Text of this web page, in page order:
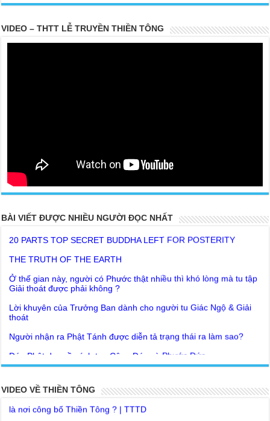
VIDEO – THTT LỄ TRUYỀN THIỀN TÔNG
BÀI VIẾT ĐƯỢC NHIỀU NGƯỜI ĐỌC NHẤT
20 PARTS TOP SECRET BUDDHA LEFT FOR POSTERITY
Giải thoát được phải không ?
Lời khuyên của Trưởng Ban dành cho người tu Giác Ngộ & Giải
thoát
Người nhận ra Phật Tánh được diễn tả trạng thái ra làm sao?
Bất lập văn tự, Giáo ngoại biệt truyền
Như Lai Thanh Tịnh Thiền, Thiền Tông và Tổ Sư thiền là sao?
VIDEO VỀ THIỀN TÔNG
Giải đáp Thiền tông P19 - Ma Vương là ai? Cha để đức cho con?
Khoa học bế tắc về tìm nguồn gốc sự sống con người. Thầy
Nguyễn Nhân nói gì?
TTTD